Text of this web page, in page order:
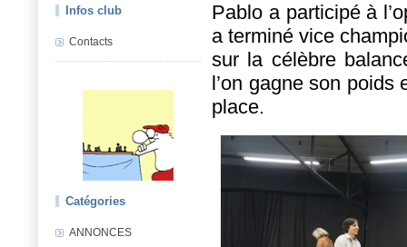
Infos club
Contacts
Catégories
ANNONCES
Pablo a participé à
a terminé vice
sur la célèbre
l’on gagne son
place.